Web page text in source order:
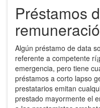
Préstamos
Algún préstamo de data
referente a competente
emergencia, pero tiene
préstamos a corto lapso
prestatarios emitan
prestado mayormente el